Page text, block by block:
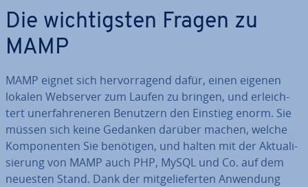
Die wich­tigs­ten Fragen zu
MAMP
MAMP eignet sich her­vor­ra­gend dafür, einen eigenen
lokalen Webserver zum Laufen zu bringen, und er­leich­
tert un­er­fah­re­ne­ren Benutzern den Einstieg enorm. Sie
müssen sich keine Gedanken darüber machen, welche
Kom­po­nen­ten Sie benötigen, und halten mit der Ak­tua­li­
sie­rung von MAMP auch PHP, MySQL und Co. auf dem
neuesten Stand. Dank der mit­ge­lie­fer­ten Anwendung